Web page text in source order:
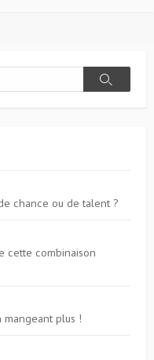
Search
chance ou de talent ?
cette combinaison
plus !